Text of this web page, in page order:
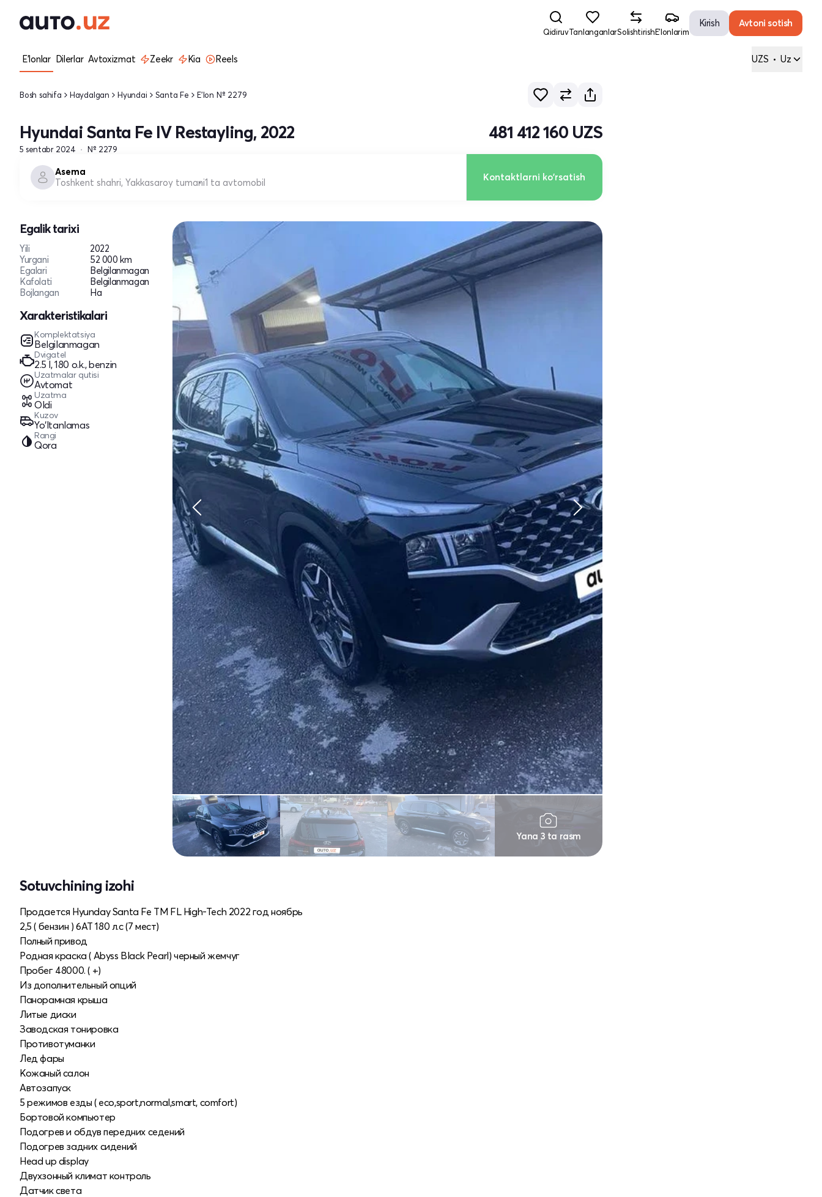
QidiruvTanlanganlarSolishtirishE'lonlarim
Kirish Avtoni sotish
E'lonlar Dilerlar Avtoxizmat Zeekr Kia Reels UZS • Uz
Bosh sahifa Haydalgan Hyundai Santa Fe E'lon № 2279
Hyundai Santa Fe IV Restayling, 2022
5 sentabr 2024 № 2279
481 412 160 UZS
Asema
Toshkent shahri, Yakkasaroy tumani1 ta avtomobil Kontaktlarni ko'rsatish
Egalik tarixi
Yili
2022
Yurgani
52 000 km
Egalari
Belgilanmagan
Kafolati
Belgilanmagan
Bojlangan
Ha
Xarakteristikalari
Komplektatsiya
Belgilanmagan
Dvigatel
2.5 l, 180 o.k., benzin
Uzatmalar qutisi
Avtomat
Uzatma
Oldi
Kuzov
Yo‘ltanlamas
Rangi
Qora
Yana 3 ta rasm
Sotuvchining izohi
Продается Hyunday Santa Fe TM FL High-Tech 2022 год ноябрь
2,5 ( бензин ) 6AT 180 л.с (7 мест)
Полный привод
Родная краска ( Abyss Black Pearl) черный жемчуг
Пробег 48000. ( +)
Из дополнительный опций
Панорамная крыша
Литые диски
Заводская тонировка
Противотуманки
Лед фары
Кожаный салон
Автозапуск
5 режимов езды ( eco,sport,normal,smart, comfort)
Бортовой компьютер
Подогрев и обдув передних седений
Подогрев задних сидений
Head up display
Двухзонный климат контроль
Датчик света